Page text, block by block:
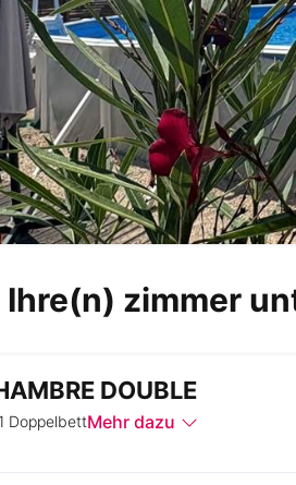
Ihre(n) zimmer
DOUBLE
1 DoppelbettMehr dazu